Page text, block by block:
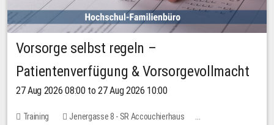
Vorsorge selbst regeln –
Patientenverfügung & Vorsorgevollmacht
27 Aug 2026 08:00 to 27 Aug 2026 10:00
Training
Jenergasse 8 - SR Accouchierhaus